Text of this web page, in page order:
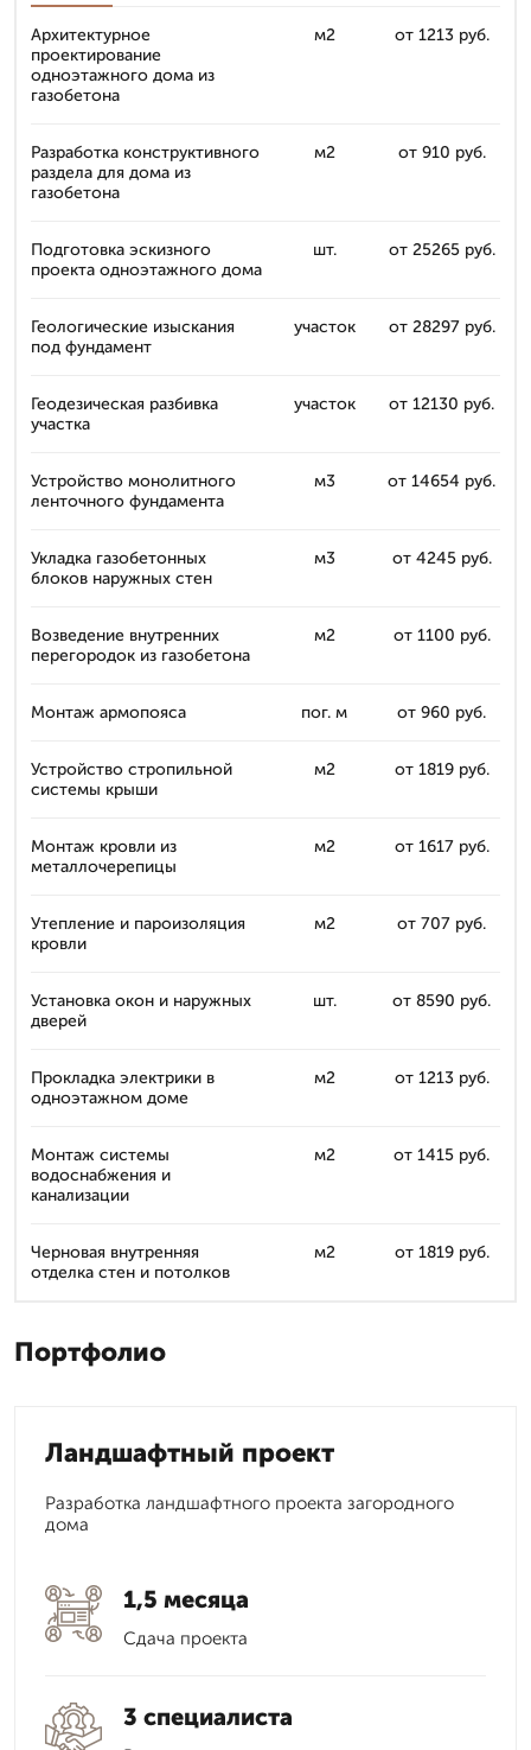
Архитектурное
проектирование
одноэтажного дома из
газобетона
м2 от 1213 руб.
Разработка конструктивного
раздела для дома из
газобетона
м2 от 910 руб.
Подготовка эскизного
проекта одноэтажного дома
шт. от 25265 руб.
Геологические изыскания
под фундамент
участок от 28297 руб.
Геодезическая разбивка
участка
участок от 12130 руб.
Устройство монолитного
ленточного фундамента
м3 от 14654 руб.
Укладка газобетонных
блоков наружных стен
м3 от 4245 руб.
Возведение внутренних
перегородок из газобетона
м2 от 1100 руб.
Монтаж армопояса пог. м от 960 руб.
Устройство стропильной
системы крыши
м2 от 1819 руб.
Монтаж кровли из
металлочерепицы
м2 от 1617 руб.
Утепление и пароизоляция
кровли
м2 от 707 руб.
Установка окон и наружных
дверей
шт. от 8590 руб.
Прокладка электрики в
одноэтажном доме
м2 от 1213 руб.
Монтаж системы
водоснабжения и
канализации
м2 от 1415 руб.
Черновая внутренняя
отделка стен и потолков
м2 от 1819 руб.
Портфолио
Ландшафтный проект
Разработка ландшафтного проекта загородного
дома
1,5 месяца
Сдача проекта
3 специалиста